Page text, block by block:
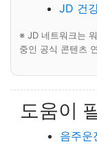
JD 건
※ JD 네트워크는
중인 공식 콘텐츠
도움이
음주운